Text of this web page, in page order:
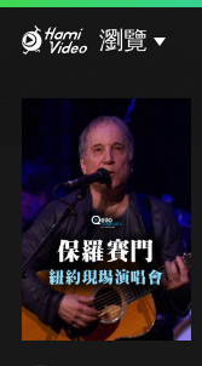
瀏覽